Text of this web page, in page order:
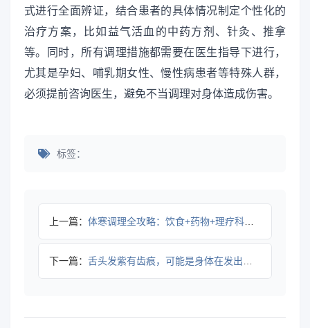
式进行全面辨证，结合患者的具体情况制定个性化的
治疗方案，比如益气活血的中药方剂、针灸、推拿
等。同时，所有调理措施都需要在医生指导下进行，
尤其是孕妇、哺乳期女性、慢性病患者等特殊人群，
必须提前咨询医生，避免不当调理对身体造成伤害。
标签：
上一篇： 体寒调理全攻略：饮食+药物+理疗科学方法
下一篇： 舌头发紫有齿痕，可能是身体在发出健康信号